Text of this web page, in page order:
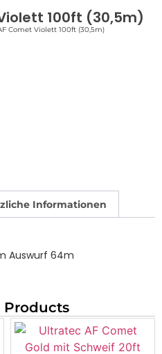
100ft (30,5m)
Comet Violett 100ft (30,5m)
Informationen
Auswurf 64m
Products